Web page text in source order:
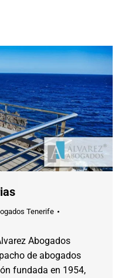
Tenerife
Abogados
de abogados
fundada en 1954,